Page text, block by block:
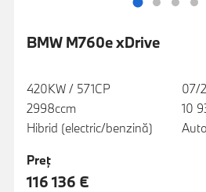
BMW M760e xDrive
420KW / 571CP
2998ccm
Hibrid (electric/benzină)
07/
10
Preţ
116 136 €